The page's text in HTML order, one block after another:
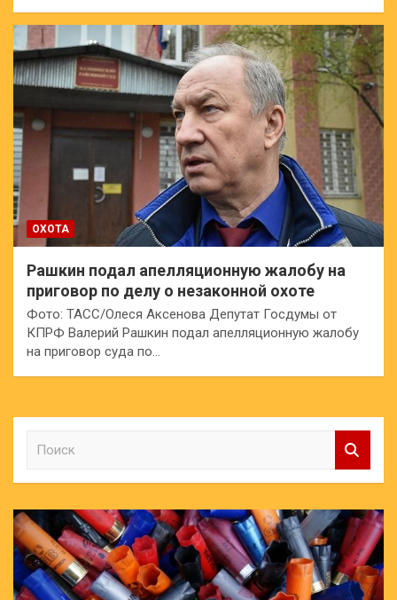
ОХОТА
Рашкин подал апелляционную жалобу на
приговор по делу о незаконной охоте
Фото: ТАСС/Олеся Аксенова Депутат Госдумы от
КПРФ Валерий Рашкин подал апелляционную жалобу
на приговор суда по…
к